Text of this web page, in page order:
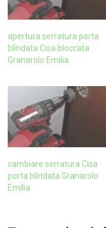
apertura serratura porta
blindata Cisa bloccata
Granarolo Emilia
cambiare serratura Cisa
porta blindata Granarolo
Emilia